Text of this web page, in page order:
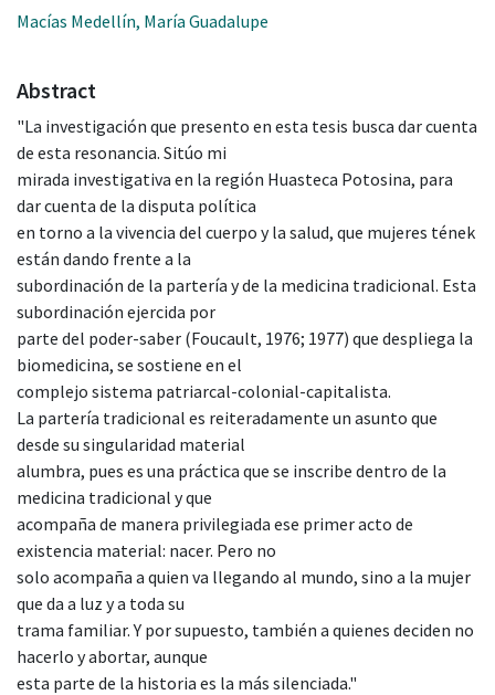
Macías Medellín, María Guadalupe
Abstract
"La investigación que presento en esta tesis busca dar cuenta
de esta resonancia. Sitúo mi
mirada investigativa en la región Huasteca Potosina, para
dar cuenta de la disputa política
en torno a la vivencia del cuerpo y la salud, que mujeres tének
están dando frente a la
subordinación de la partería y de la medicina tradicional. Esta
subordinación ejercida por
parte del poder-saber (Foucault, 1976; 1977) que despliega la
biomedicina, se sostiene en el
complejo sistema patriarcal-colonial-capitalista.
La partería tradicional es reiteradamente un asunto que
desde su singularidad material
alumbra, pues es una práctica que se inscribe dentro de la
medicina tradicional y que
acompaña de manera privilegiada ese primer acto de
existencia material: nacer. Pero no
solo acompaña a quien va llegando al mundo, sino a la mujer
que da a luz y a toda su
trama familiar. Y por supuesto, también a quienes deciden no
hacerlo y abortar, aunque
esta parte de la historia es la más silenciada."